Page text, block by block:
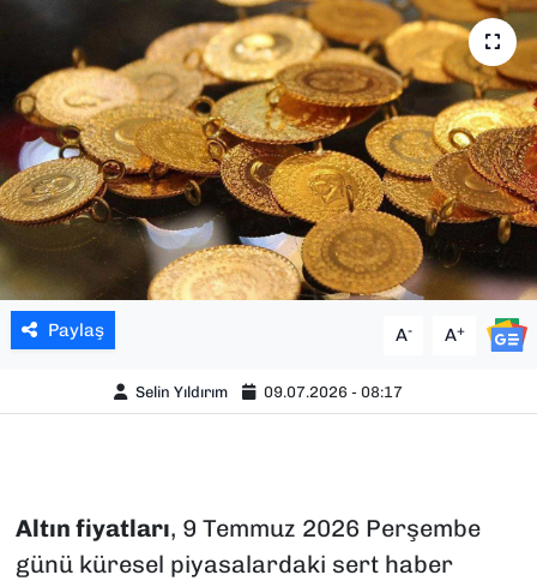
Paylaş A- A+
Selin Yıldırım 09.07.2026 - 08:17
Altın fiyatları, 9 Temmuz 2026 Perşembe
günü küresel piyasalardaki sert haber
TEKNOLOJİ
YAŞAM
YEREL YÖNETİMLER